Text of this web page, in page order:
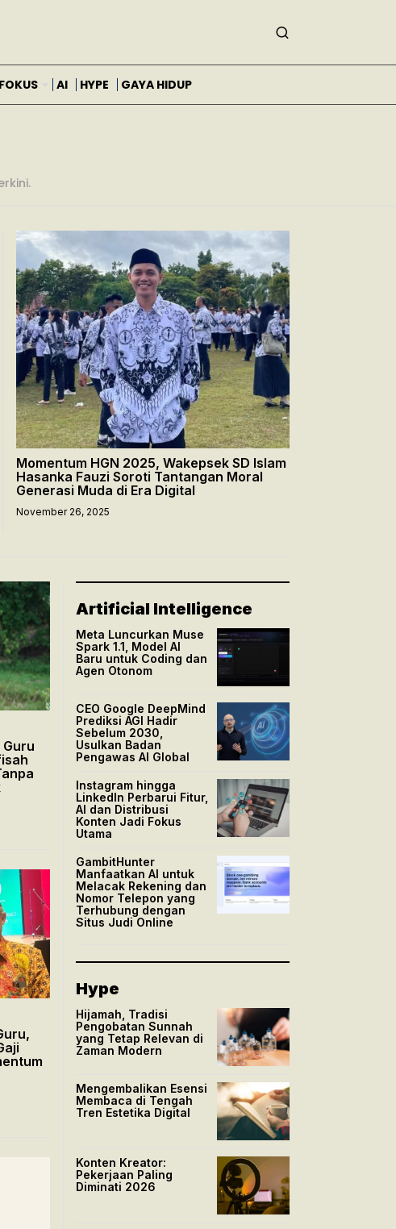
FOKUS AI HYPE GAYA HIDUP
Momentum HGN 2025, Wakepsek SD Islam
Hasanka Fauzi Soroti Tantangan Moral
Generasi Muda di Era Digital
November 26, 2025
Artificial Intelligence
Meta Luncurkan Muse
Spark 1.1, Model AI
Baru untuk Coding dan
Agen Otonom
CEO Google DeepMind
Prediksi AGI Hadir
Sebelum 2030,
Usulkan Badan
Pengawas AI Global
Instagram hingga
LinkedIn Perbarui Fitur,
AI dan Distribusi
Konten Jadi Fokus
Utama
GambitHunter
Manfaatkan AI untuk
Melacak Rekening dan
Nomor Telepon yang
Terhubung dengan
Situs Judi Online
Hype
Hijamah, Tradisi
Pengobatan Sunnah
yang Tetap Relevan di
Zaman Modern
Mengembalikan Esensi
Membaca di Tengah
Tren Estetika Digital
Konten Kreator:
Pekerjaan Paling
Diminati 2026